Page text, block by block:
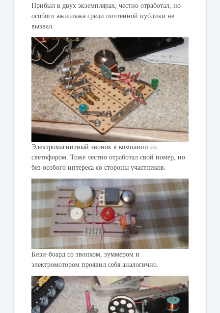
Прибыл в двух экземплярах, честно отработал, но
особого ажиотажа среди почтенной публики не
вызвал.
Электромагнитный звонок в компании со
светофором. Тоже честно отработал свой номер, но
без особого интереса со стороны участников.
Бизи-боард со звонком, зуммером и
электромотором проявил себя аналогично.